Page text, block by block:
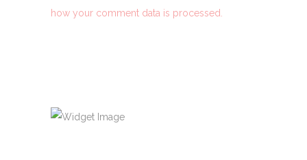
how your comment data is processed.